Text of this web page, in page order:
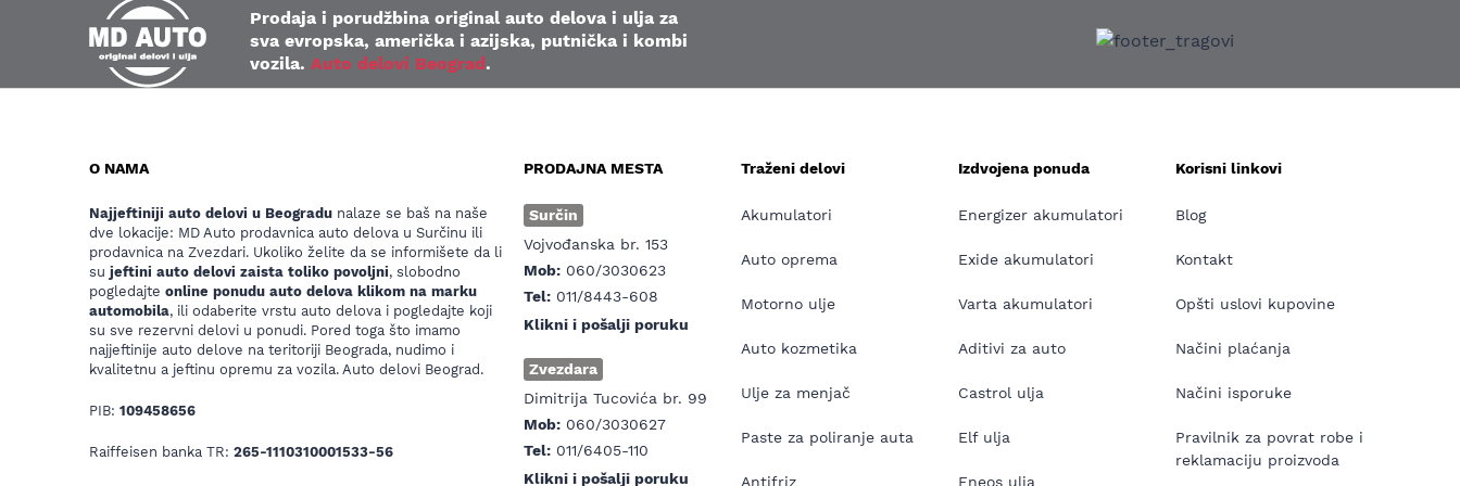
Prodaja i porudžbina original auto delova i ulja za
sva evropska, američka i azijska, putnička i kombi
vozila. Auto delovi Beograd.
O NAMA
Najjeftiniji auto delovi u Beogradu nalaze se baš na naše
dve lokacije: MD Auto prodavnica auto delova u Surčinu ili
prodavnica na Zvezdari. Ukoliko želite da se informišete da li
su jeftini auto delovi zaista toliko povoljni, slobodno
pogledajte online ponudu auto delova klikom na marku
automobila, ili odaberite vrstu auto delova i pogledajte koji
su sve rezervni delovi u ponudi. Pored toga što imamo
najjeftinije auto delove na teritoriji Beograda, nudimo i
kvalitetnu a jeftinu opremu za vozila. Auto delovi Beograd.
PIB: 109458656
Raiffeisen banka TR: 265-1110310001533-56
PRODAJNA MESTA
Surčin
Vojvođanska br. 153
Mob: 060/3030623
Tel: 011/8443-608
Klikni i pošalji poruku
Zvezdara
Dimitrija Tucovića br. 99
Mob: 060/3030627
Tel: 011/6405-110
Klikni i pošalji poruku
Traženi delovi
Akumulatori
Auto oprema
Motorno ulje
Auto kozmetika
Ulje za menjač
Paste za poliranje auta
Antifriz
Izdvojena ponuda
Energizer akumulatori
Exide akumulatori
Varta akumulatori
Aditivi za auto
Castrol ulja
Elf ulja
Eneos ulja
Korisni linkovi
Blog
Kontakt
Opšti uslovi kupovine
Načini plaćanja
Načini isporuke
Pravilnik za povrat robe i
reklamaciju proizvoda